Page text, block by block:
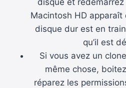
Macintosh HD apparaît
disque dur est en
qu’il est
Si vous avez un
même chose,
réparez les